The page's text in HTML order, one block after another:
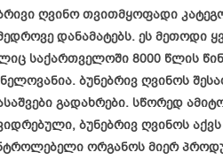
ღვინო თვითმყოფადი
დანამატებს. ეს მეთოდი
საქართველოში 8000 წლის
ბუნებრივ ღვინოს
გადახრები. სწორედ
ბუნებრივ ღვინოს
ორგანოს მიერ